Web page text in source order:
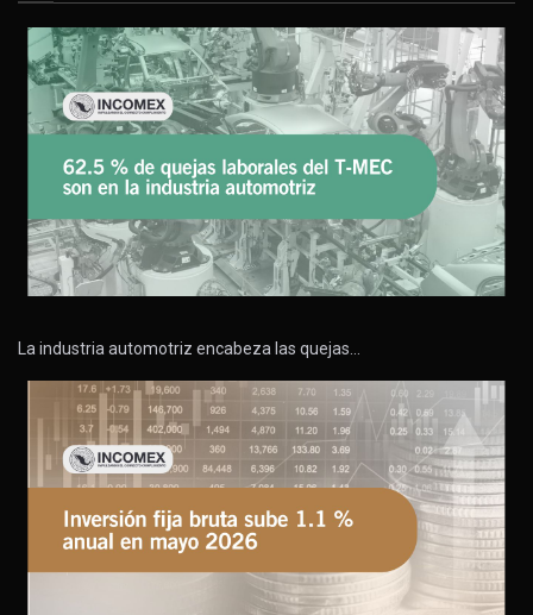
La industria automotriz encabeza las quejas…